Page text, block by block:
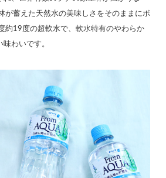
が蓄えた天然水の美味しさをそのままにボ
約19度の超軟水で、軟水特有のやわらか
わいです。